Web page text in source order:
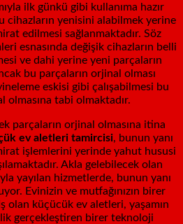
ilk günkü gibi kullanıma hazır
cihazların yenisini alabilmek yerine
edilmesi sağlanmaktadır. Söz
esnasında değişik cihazların belli
ve dahi yerine yeni parçaların
bu parçaların orjinal olması
eskisi gibi çalışabilmesi bu
olmasına tabi olmaktadır.
parçaların orjinal olmasına itina
ev aletleri tamircisi, bunun yanı
işlemlerini yerinde yahut hususi
Akla gelebilecek olan
yayılan hizmetlerde, bunun yanı
Evinizin ve mutfağınızın birer
olan küçücük ev aletleri, yaşamın
gerçekleştiren birer teknoloji